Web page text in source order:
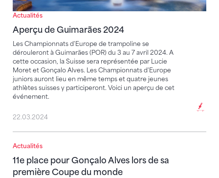
Actualités
Aperçu de Guimarães 2024
Les Championnats d'Europe de trampoline se
dérouleront à Guimarães (POR) du 3 au 7 avril 2024. A
cette occasion, la Suisse sera représentée par Lucie
Moret et Gonçalo Alves. Les Championnats d'Europe
juniors auront lieu en même temps et quatre jeunes
athlètes suisses y participeront. Voici un aperçu de cet
événement.
22.03.2024
Actualités
11e place pour Gonçalo Alves lors de sa
première Coupe du monde
11e place pour Gonçalo Alves lors de sa première